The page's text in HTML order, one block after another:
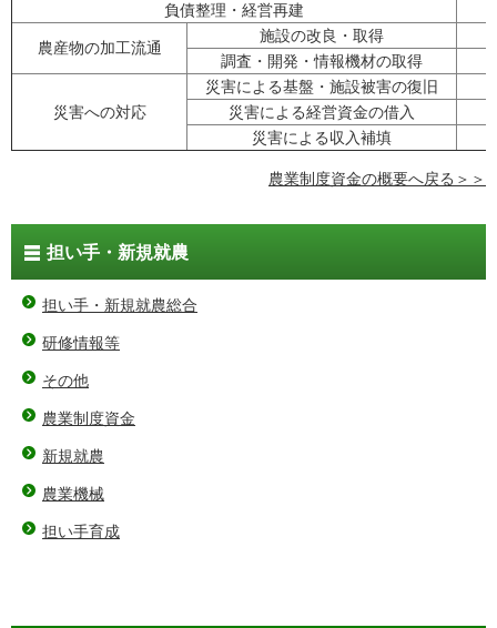
負債整理・経営再建
農産物の加工流通
施設の改良・取得
調査・開発・情報機材の取得
災害への対応
災害による基盤・施設被害の復旧
災害による経営資金の借入
災害による収入補填
農業制度資金の概要へ戻る＞＞
担い手・新規就農
担い手・新規就農総合
研修情報等
その他
農業制度資金
新規就農
農業機械
担い手育成